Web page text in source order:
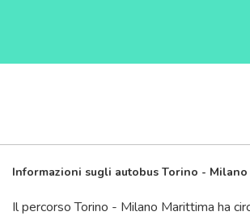
Informazioni sugli autobus Torino -
Il percorso Torino - Milano Marittima ha